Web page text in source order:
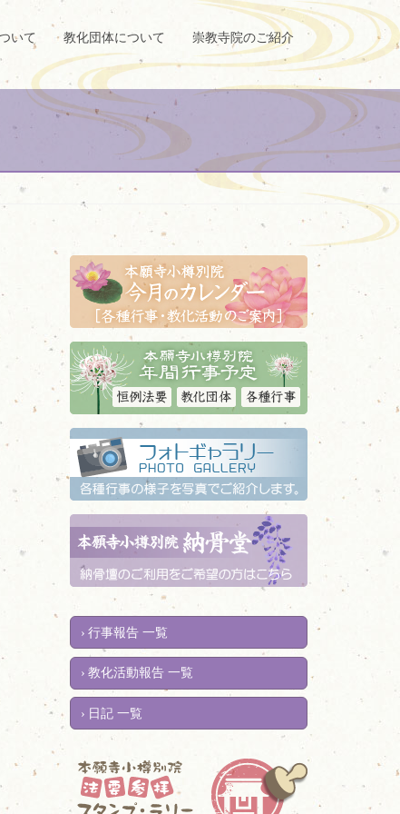
いて 教化団体について 崇教寺院のご紹介
行事報告 一覧
教化活動報告 一覧
日記 一覧